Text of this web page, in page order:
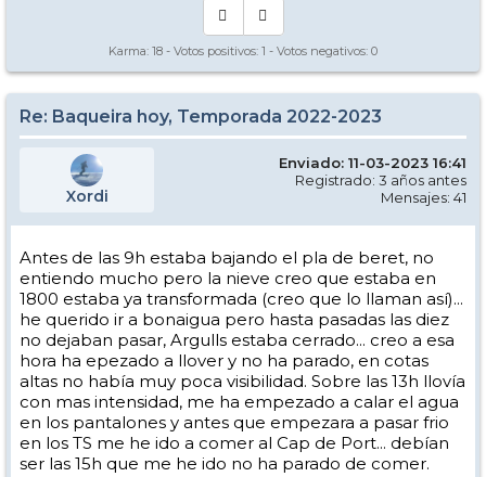
Karma: 18 - Votos positivos: 1 - Votos negativos: 0
Re: Baqueira hoy, Temporada 2022-2023
Xordi
Enviado: 11-03-2023 16:41
Registrado: 3 años antes
Mensajes: 41
Antes de las 9h estaba bajando el pla de beret, no
entiendo mucho pero la nieve creo que estaba en
1800 estaba ya transformada (creo que lo llaman así)...
he querido ir a bonaigua pero hasta pasadas las diez
no dejaban pasar, Argulls estaba cerrado... creo a esa
hora ha epezado a llover y no ha parado, en cotas
altas no había muy poca visibilidad. Sobre las 13h llovía
con mas intensidad, me ha empezado a calar el agua
en los pantalones y antes que empezara a pasar frio
en los TS me he ido a comer al Cap de Port... debían
ser las 15h que me he ido no ha parado de comer.